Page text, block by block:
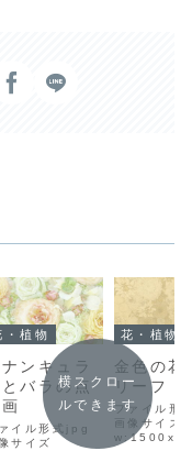
・植物
ンキュラ
とバラの点
イル形式jpg
サイズ
花・植物
金色の花
リーフ
ファイル形
画像サイズ
w:1500x
横スクロー
ルできます